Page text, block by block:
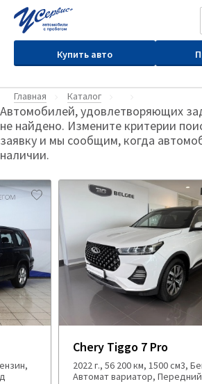
Купить авто
Главная Каталог
Автомобилей, удовлетворяющих
не найдено. Измените критерии
заявку и мы сообщим, когда
наличии.
Chery Tiggo 7 Pro
2022 г., 56 200 км, 1500 см3,
Автомат вариатор,